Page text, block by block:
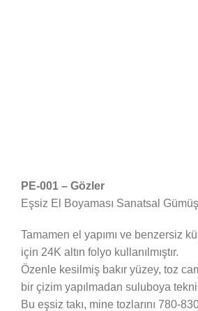
PE-001 – Gözler
Eşsiz El Boyaması Sanatsal
Tamamen el yapımı ve benzersiz
için 24K altın folyo kullanılmıştır.
Özenle kesilmiş bakır yüzey, toz
bir çizim yapılmadan suluboya
Bu eşsiz takı, mine tozlarını 780-